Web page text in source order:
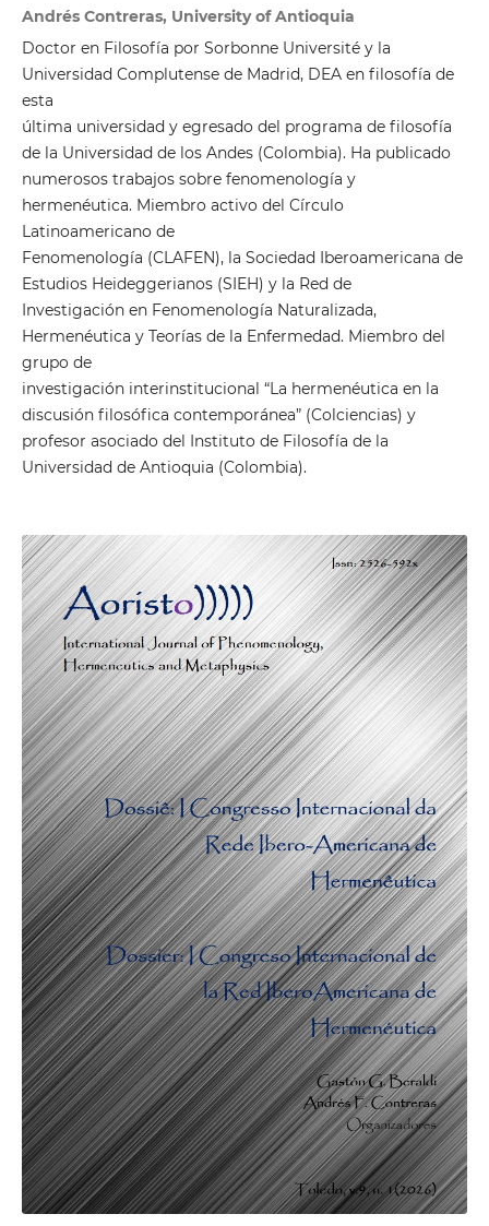
Andrés Contreras, University of Antioquia
Doctor en Filosofía por Sorbonne Université y la
Universidad Complutense de Madrid, DEA en filosofía de
esta
última universidad y egresado del programa de filosofía
de la Universidad de los Andes (Colombia). Ha publicado
numerosos trabajos sobre fenomenología y
hermenéutica. Miembro activo del Círculo
Latinoamericano de
Fenomenología (CLAFEN), la Sociedad Iberoamericana de
Estudios Heideggerianos (SIEH) y la Red de
Investigación en Fenomenología Naturalizada,
Hermenéutica y Teorías de la Enfermedad. Miembro del
grupo de
investigación interinstitucional “La hermenéutica en la
discusión filosófica contemporánea” (Colciencias) y
profesor asociado del Instituto de Filosofía de la
Universidad de Antioquia (Colombia).